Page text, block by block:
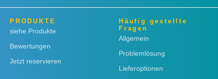
PRODUKTE
siehe Produkte
Bewertungen
Jetzt reservieren
Häufig gestellte
Fragen
Allgemein
Problemlösung
Lieferoptionen